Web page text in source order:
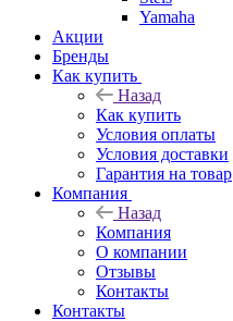
Yamaha
Акции
Бренды
Как купить
Назад
Как купить
Условия оплаты
Условия доставки
Гарантия на товар
Компания
Назад
Компания
О компании
Отзывы
Контакты
Контакты